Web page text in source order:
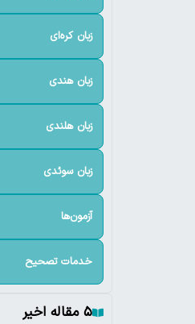
زبان کره‌ای
زبان هندی
زبان هلندی
زبان سوئدی
آزمون‌ها
خدمات تصحیح
۵ مقاله اخیر